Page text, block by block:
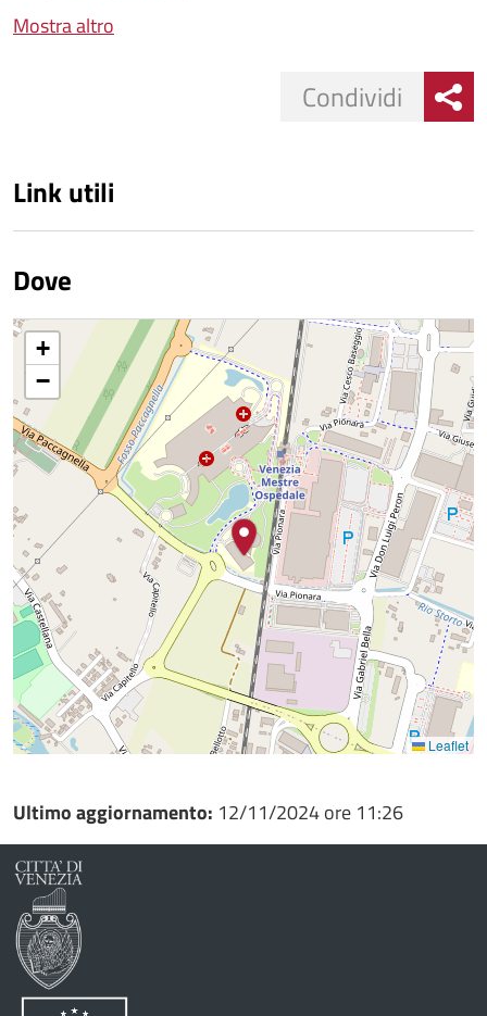
Mostra altro
Condividi
Link utili
Dove
+
−
Leaflet
Ultimo aggiornamento: 12/11/2024 ore 11:26